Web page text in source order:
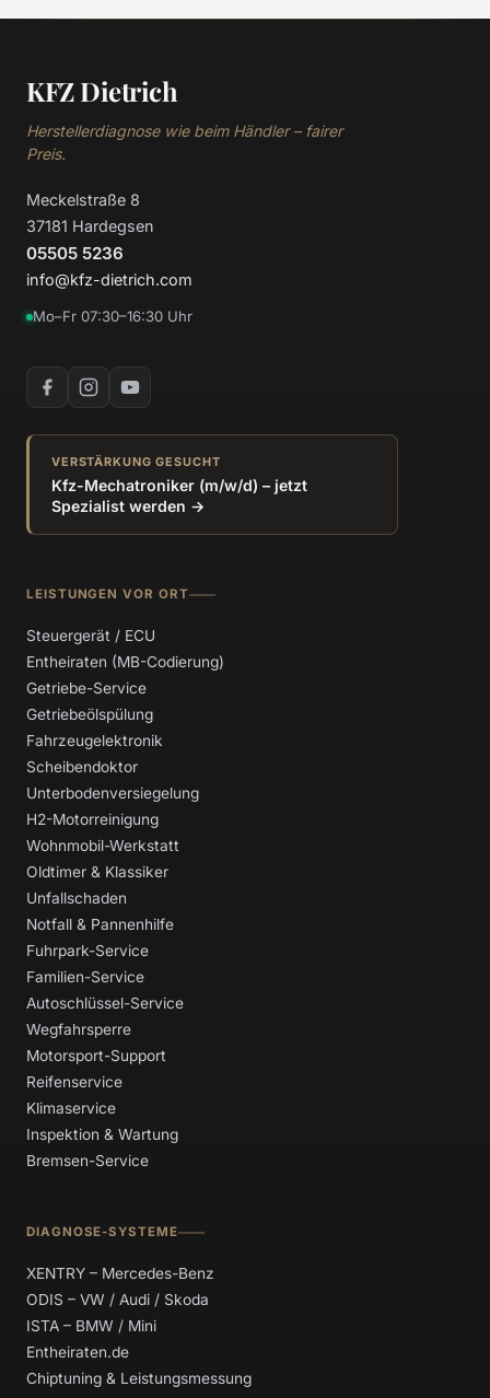
KFZ Dietrich
Herstellerdiagnose wie beim Händler – fairer
Preis.
Meckelstraße 8
37181 Hardegsen
05505 5236
info@kfz-dietrich.com
Mo–Fr 07:30–16:30 Uhr
VERSTÄRKUNG GESUCHT
Kfz-Mechatroniker (m/w/d) – jetzt
Spezialist werden →
LEISTUNGEN VOR ORT
Steuergerät / ECU
Entheiraten (MB-Codierung)
Getriebe-Service
Getriebeölspülung
Fahrzeugelektronik
Scheibendoktor
Unterbodenversiegelung
H2-Motorreinigung
Wohnmobil-Werkstatt
Oldtimer & Klassiker
Unfallschaden
Notfall & Pannenhilfe
Fuhrpark-Service
Familien-Service
Autoschlüssel-Service
Wegfahrsperre
Motorsport-Support
Reifenservice
Klimaservice
Inspektion & Wartung
Bremsen-Service
DIAGNOSE-SYSTEME
XENTRY – Mercedes-Benz
ODIS – VW / Audi / Skoda
ISTA – BMW / Mini
Entheiraten.de
Chiptuning & Leistungsmessung